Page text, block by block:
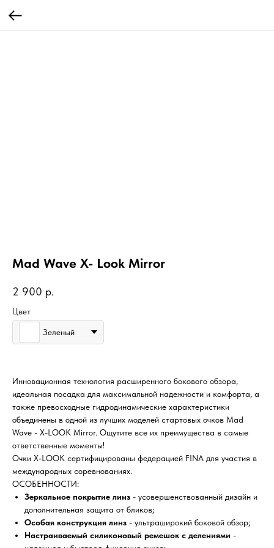
Mad Wave X- Look Mirror
2 900 р.
Цвет
Зеленый
Инновационная технология расширенного бокового обзора,
идеальная посадка для максимальной надежности и комфорта, а
также превосходные гидродинамические характеристики
объединены в одной из лучших моделей стартовых очков Mad
Wave - X-LOOK Mirror. Ощутите все их преимущества в самые
ответственные моменты!
Очки X-LOOK сертифицированы федерацией FINA для участия в
международных соревнованиях.
ОСОБЕННОСТИ:
Зеркальное покрытие линз - усовершенствованный дизайн и
дополнительная защита от бликов;
Особая конструкция линз - ультраширокий боковой обзор;
Настраиваемый силиконовый ремешок с делениями -